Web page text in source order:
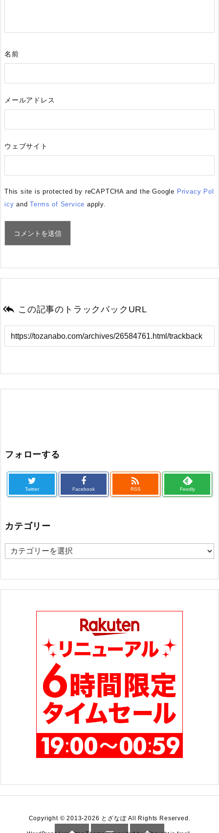
名前
メールアドレス
ウェブサイト
This site is protected by reCAPTCHA and the Google Privacy Pol
icy andTerms of Service apply.
 この記事のトラックバックURL
フォローする
Twitter Facebook

RSS Feedly
カテゴリー
カ
ゴ
Copyright ©2013-2026 とざなぼAll Rights Reserved.